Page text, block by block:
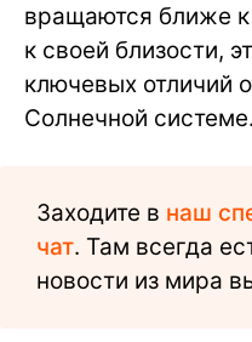
вращаются ближе
к своей близости,
ключевых отличий
Солнечной системе.
Заходите в наш
чат. Там всегда
новости из мира